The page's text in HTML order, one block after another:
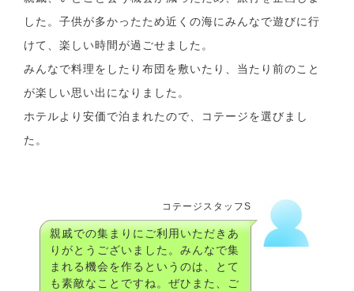
した。子供が多かったため近くの海にみんなで遊びに行
けて、楽しい時間が過ごせました。
みんなで料理をしたり布団を敷いたり、当たり前のこと
が楽しい思い出になりました。
ホテルより安価で泊まれたので、コテージを選びまし
た。
コテージスタッフS
親戚での集まりにご利用いただきあ
りがとうございました。みんなで集
まれる機会を作るというのは、とて
も素敵なことですね。ぜひまた、ご